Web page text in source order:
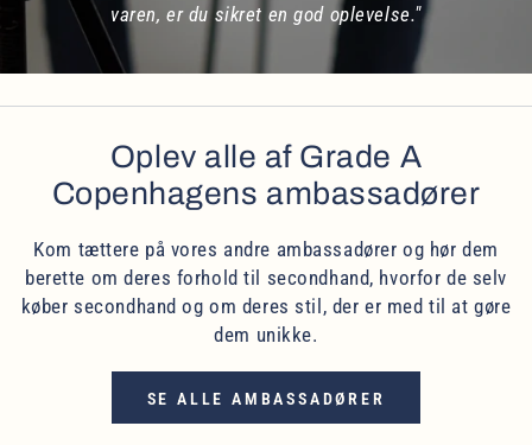
varen, er du sikret en god oplevelse."
Oplev alle af Grade A
Copenhagens ambassadører
Kom tættere på vores andre ambassadører og hør dem
berette om deres forhold til secondhand, hvorfor de selv
køber secondhand og om deres stil, der er med til at gøre
dem unikke.
SE ALLE AMBASSADØRER